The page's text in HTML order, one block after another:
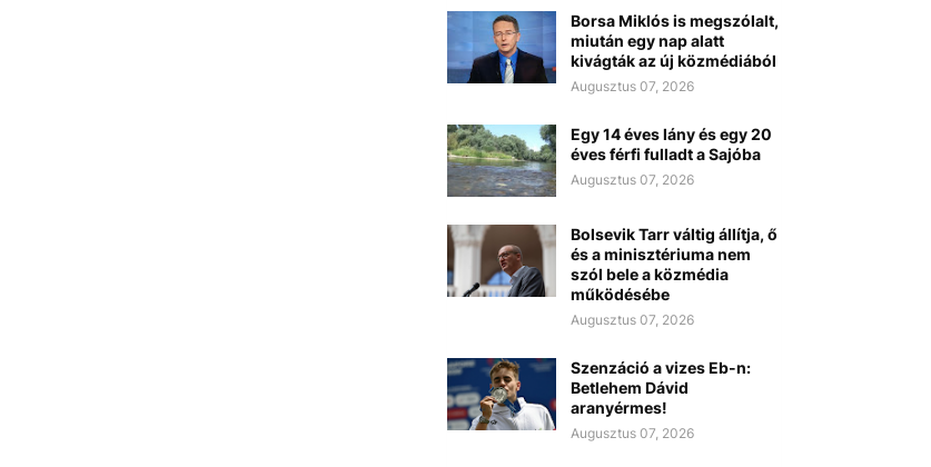
Borsa Miklós is megszólalt,
miután egy nap alatt
kivágták az új közmédiából
Augusztus 07, 2026
Egy 14 éves lány és egy 20
éves férfi fulladt a Sajóba
Augusztus 07, 2026
Bolsevik Tarr váltig állítja, ő
és a minisztériuma nem
szól bele a közmédia
működésébe
Augusztus 07, 2026
Szenzáció a vizes Eb-n:
Betlehem Dávid
aranyérmes!
Augusztus 07, 2026